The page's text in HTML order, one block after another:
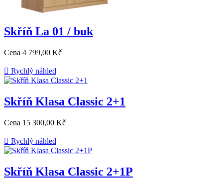
Skříň La 01 / buk
Cena 4 799,00 Kč
 Rychlý náhled
Skříň Klasa Classic 2+1
Cena 15 300,00 Kč
 Rychlý náhled
Skříň Klasa Classic 2+1P